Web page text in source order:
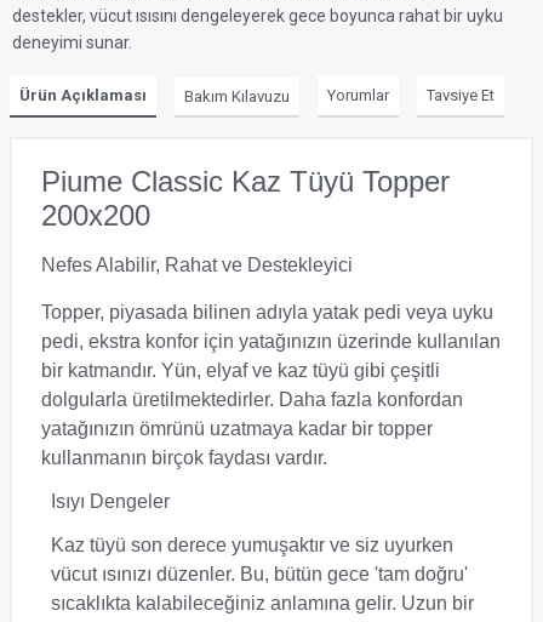
destekler, vücut ısısını dengeleyerek gece boyunca rahat bir uyku
deneyimi sunar.
Ürün Açıklaması Bakım Kılavuzu Yorumlar Tavsiye Et
Piume Classic Kaz Tüyü Topper
200x200
Nefes Alabilir, Rahat ve Destekleyici
Topper, piyasada bilinen adıyla yatak pedi veya uyku
pedi, ekstra konfor için yatağınızın üzerinde kullanılan
bir katmandır. Yün, elyaf ve kaz tüyü gibi çeşitli
dolgularla üretilmektedirler. Daha fazla konfordan
yatağınızın ömrünü uzatmaya kadar bir topper
kullanmanın birçok faydası vardır.
Isıyı Dengeler
Kaz tüyü son derece yumuşaktır ve siz uyurken
vücut ısınızı düzenler. Bu, bütün gece 'tam doğru'
sıcaklıkta kalabileceğiniz anlamına gelir. Uzun bir